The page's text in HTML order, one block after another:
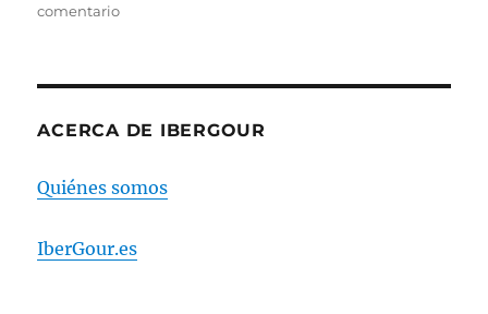
comentario
ACERCA DE IBERGOUR
Quiénes somos
IberGour.es